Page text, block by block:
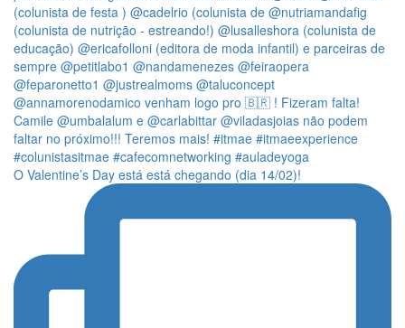
O Valentine’s Day está está chegando (dia 14/02)!